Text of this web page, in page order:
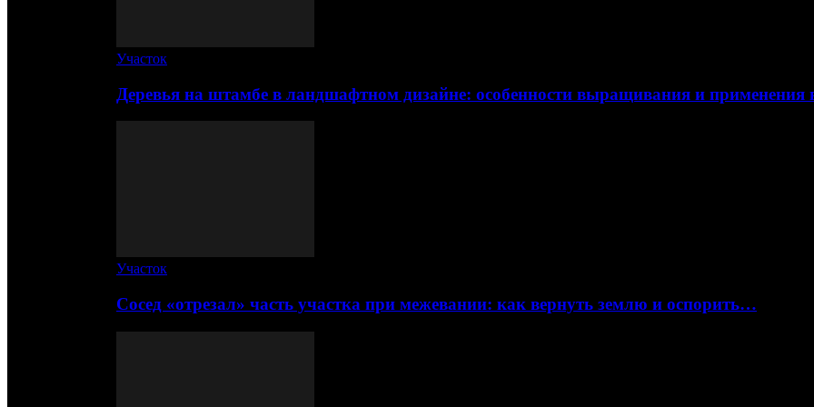
Участок
Деревья на штамбе в ландшафтном дизайне: особенности выращивания и
Участок
Сосед «отрезал» часть участка при межевании: как вернуть землю и оспорить…